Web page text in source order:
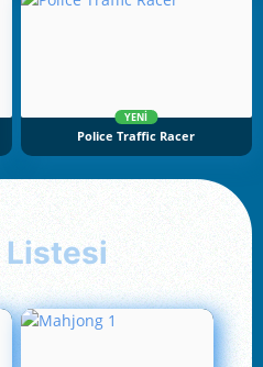
YENI
Police Traffic Racer
Listesi